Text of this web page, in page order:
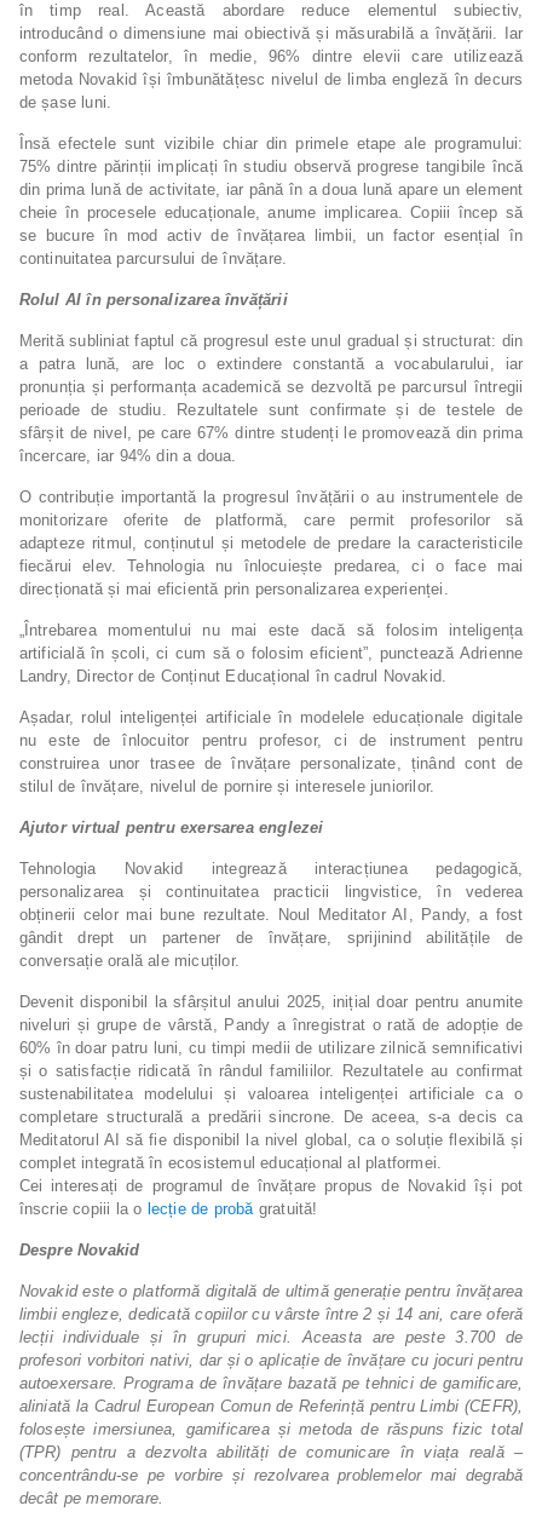
în timp real. Această abordare reduce elementul subiectiv,
introducând o dimensiune mai obiectivă și măsurabilă a învățării. Iar
conform rezultatelor, în medie, 96% dintre elevii care utilizează
metoda Novakid își îmbunătățesc nivelul de limba engleză în decurs
de șase luni.
Însă efectele sunt vizibile chiar din primele etape ale programului:
75% dintre părinții implicați în studiu observă progrese tangibile încă
din prima lună de activitate, iar până în a doua lună apare un element
cheie în procesele educaționale, anume implicarea. Copiii încep să
se bucure în mod activ de învățarea limbii, un factor esențial în
continuitatea parcursului de învățare.
Rolul AI în personalizarea învățării
Merită subliniat faptul că progresul este unul gradual și structurat: din
a patra lună, are loc o extindere constantă a vocabularului, iar
pronunția și performanța academică se dezvoltă pe parcursul întregii
perioade de studiu. Rezultatele sunt confirmate și de testele de
sfârșit de nivel, pe care 67% dintre studenți le promovează din prima
încercare, iar 94% din a doua.
O contribuție importantă la progresul învățării o au instrumentele de
monitorizare oferite de platformă, care permit profesorilor să
adapteze ritmul, conținutul și metodele de predare la caracteristicile
fiecărui elev. Tehnologia nu înlocuiește predarea, ci o face mai
direcționată și mai eficientă prin personalizarea experienței.
„Întrebarea momentului nu mai este dacă să folosim inteligența
artificială în școli, ci cum să o folosim eficient”, punctează Adrienne
Landry, Director de Conținut Educațional în cadrul Novakid.
Așadar, rolul inteligenței artificiale în modelele educaționale digitale
nu este de înlocuitor pentru profesor, ci de instrument pentru
construirea unor trasee de învățare personalizate, ținând cont de
stilul de învățare, nivelul de pornire și interesele juniorilor.
Ajutor virtual pentru exersarea englezei
Tehnologia Novakid integrează interacțiunea pedagogică,
personalizarea și continuitatea practicii lingvistice, în vederea
obținerii celor mai bune rezultate. Noul Meditator AI, Pandy, a fost
gândit drept un partener de învățare, sprijinind abilitățile de
conversație orală ale micuților.
Devenit disponibil la sfârșitul anului 2025, inițial doar pentru anumite
niveluri și grupe de vârstă, Pandy a înregistrat o rată de adopție de
60% în doar patru luni, cu timpi medii de utilizare zilnică semnificativi
și o satisfacție ridicată în rândul familiilor. Rezultatele au confirmat
sustenabilitatea modelului și valoarea inteligenței artificiale ca o
completare structurală a predării sincrone. De aceea, s-a decis ca
Meditatorul AI să fie disponibil la nivel global, ca o soluție flexibilă și
complet integrată în ecosistemul educațional al platformei.
Cei interesați de programul de învățare propus de Novakid își pot
înscrie copiii la o lecție de probăgratuită!
Despre Novakid
Novakid este o platformă digitală de ultimă generație pentru învățarea
limbii engleze, dedicată copiilor cu vârste între 2 și 14 ani, care oferă
lecții individuale și în grupuri mici. Aceasta are peste 3.700 de
profesori vorbitori nativi, dar și o aplicație de învățare cu jocuri pentru
autoexersare. Programa de învățare bazată pe tehnici de gamificare,
aliniată la Cadrul European Comun de Referință pentru Limbi (CEFR),
folosește imersiunea, gamificarea și metoda de răspuns fizic total
(TPR) pentru a dezvolta abilități de comunicare în viața reală –
concentrându-se pe vorbire și rezolvarea problemelor mai degrabă
decât pe memorare.